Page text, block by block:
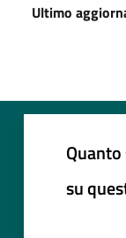
Ultimo
su